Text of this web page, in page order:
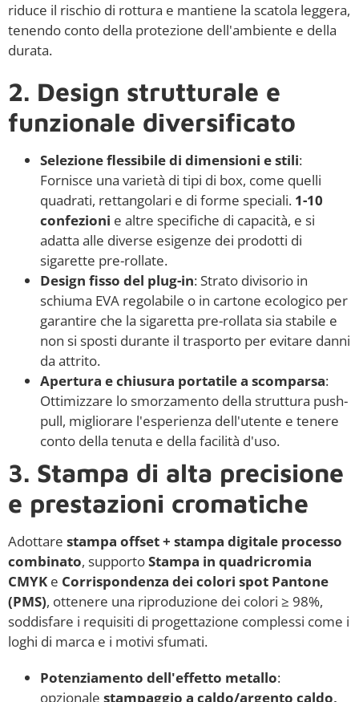
riduce il rischio di rottura e mantiene la scatola leggera,
tenendo conto della protezione dell'ambiente e della
durata.
2. Design strutturale e
funzionale diversificato
Selezione flessibile di dimensioni e stili:
Fornisce una varietà di tipi di box, come quelli
quadrati, rettangolari e di forme speciali. 1-10
confezioni e altre specifiche di capacità, e si
adatta alle diverse esigenze dei prodotti di
sigarette pre-rollate.
Design fisso del plug-in: Strato divisorio in
schiuma EVA regolabile o in cartone ecologico per
garantire che la sigaretta pre-rollata sia stabile e
non si sposti durante il trasporto per evitare danni
da attrito.
Apertura e chiusura portatile a scomparsa:
Ottimizzare lo smorzamento della struttura push-
pull, migliorare l'esperienza dell'utente e tenere
conto della tenuta e della facilità d'uso.
3. Stampa di alta precisione
e prestazioni cromatiche
Adottare stampa offset + stampa digitale processo
combinato, supportoStampa in quadricromia
CMYK e Corrispondenza dei colori spot Pantone
(PMS), ottenere una riproduzione dei colori ≥ 98%,
soddisfare i requisiti di progettazione complessi come i
loghi di marca e i motivi sfumati.
Potenziamento dell'effetto metallo:
opzionale stampaggio a caldo/argento caldo,